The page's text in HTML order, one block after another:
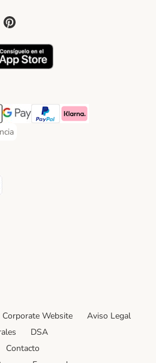
Payment Method
Payment Method
Google Pay Payment Method
PayPal Payment Method
Klarna Payment Method
Payment Method
Method
Method
Corporate Website
Aviso Legal
DSA
Contacto